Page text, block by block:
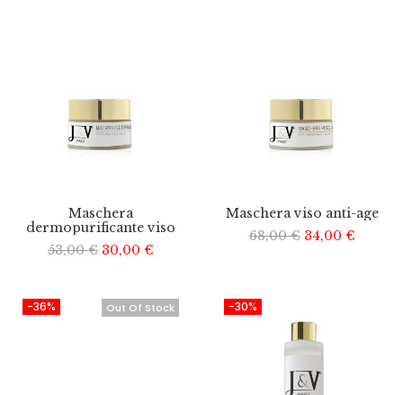
Maschera
dermopurificante viso
53,00€ 30,00 €
Maschera viso anti-age
68,00€ 34,00 €
-36% Out Of Stock -30%